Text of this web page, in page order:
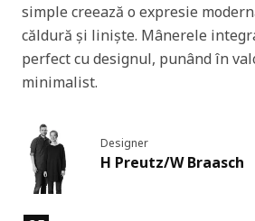
simple creează o expresie
căldură și liniște. Mânerele
perfect cu designul, punând în
minimalist.
Designer
H Preutz/W Braasch